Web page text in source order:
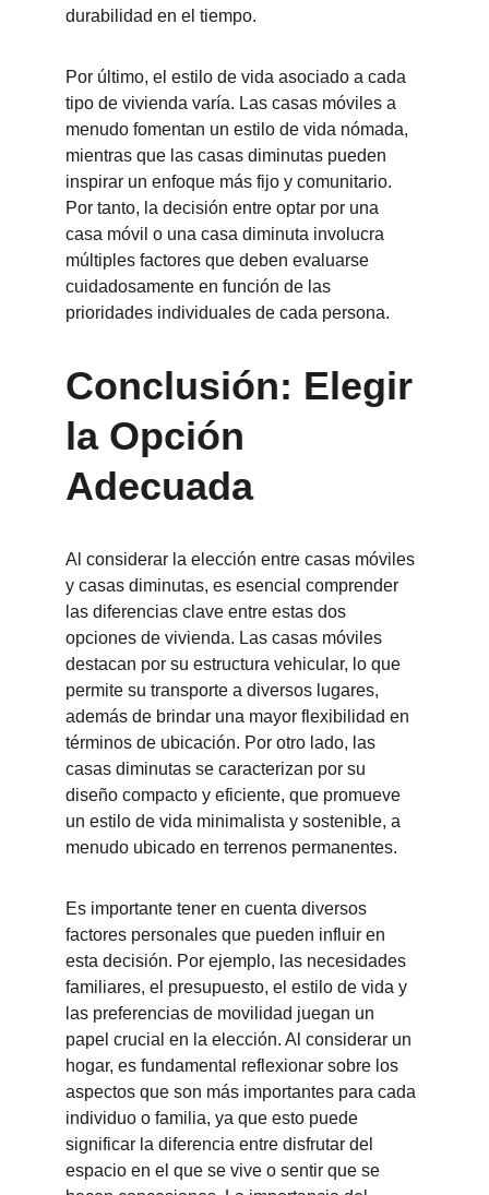
durabilidad en el tiempo.
Por último, el estilo de vida asociado a cada
tipo de vivienda varía. Las casas móviles a
menudo fomentan un estilo de vida nómada,
mientras que las casas diminutas pueden
inspirar un enfoque más fijo y comunitario.
Por tanto, la decisión entre optar por una
casa móvil o una casa diminuta involucra
múltiples factores que deben evaluarse
cuidadosamente en función de las
prioridades individuales de cada persona.
Conclusión: Elegir
la Opción
Adecuada
Al considerar la elección entre casas móviles
y casas diminutas, es esencial comprender
las diferencias clave entre estas dos
opciones de vivienda. Las casas móviles
destacan por su estructura vehicular, lo que
permite su transporte a diversos lugares,
además de brindar una mayor flexibilidad en
términos de ubicación. Por otro lado, las
casas diminutas se caracterizan por su
diseño compacto y eficiente, que promueve
un estilo de vida minimalista y sostenible, a
menudo ubicado en terrenos permanentes.
Es importante tener en cuenta diversos
factores personales que pueden influir en
esta decisión. Por ejemplo, las necesidades
familiares, el presupuesto, el estilo de vida y
las preferencias de movilidad juegan un
papel crucial en la elección. Al considerar un
hogar, es fundamental reflexionar sobre los
aspectos que son más importantes para cada
individuo o familia, ya que esto puede
significar la diferencia entre disfrutar del
espacio en el que se vive o sentir que se